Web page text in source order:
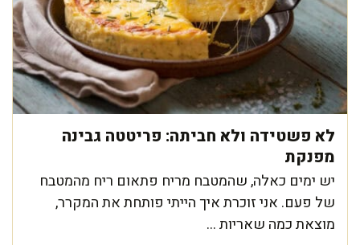
לא פשטידה ולא חביתה: פריטטה גבינה
מפנקת
יש ימים כאלה, שהמטבח מריח פתאום ריח מהמטבח
של פעם. אני זוכרת איך הייתי פותחת את המקרר,
מוצאת כמה שאריות ...